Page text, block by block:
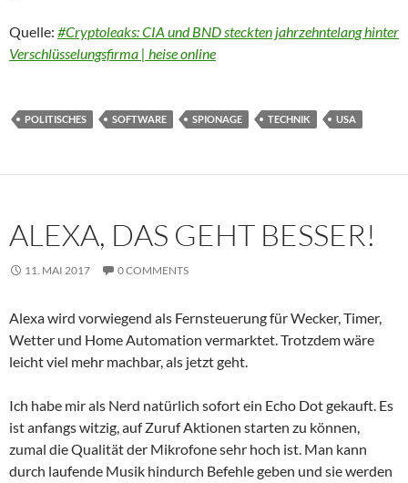
Quelle: #Cryptoleaks: CIA und BND steckten jahrzehntelang hinter
Verschlüsselungsfirma | heise online
POLITISCHES SOFTWARE SPIONAGE TECHNIK USA
ALEXA, DAS GEHT BESSER!
11. MAI 2017 0 COMMENTS
Alexa wird vorwiegend als Fernsteuerung für Wecker, Timer,
Wetter und Home Automation vermarktet. Trotzdem wäre
leicht viel mehr machbar, als jetzt geht.
Ich habe mir als Nerd natürlich sofort ein Echo Dot gekauft. Es
ist anfangs witzig, auf Zuruf Aktionen starten zu können,
zumal die Qualität der Mikrofone sehr hoch ist. Man kann
durch laufende Musik hindurch Befehle geben und sie werden